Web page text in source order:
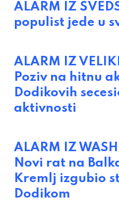
ALARM IZ
populist jede u
ALARM IZ
Poziv na hitnu
Dodikovih
aktivnosti
ALARM IZ
Novi rat na
Kremlj izgubio
Dodikom